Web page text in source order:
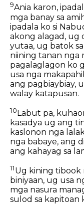
9Ania karon,
mga banay sa
ipadala ko si
akong alagad, ug
yutaa, ug batok
niining tanan nga
pagalaglagon ko
usa nga
ang pagbiaybiay,
walay katapusan.
10Labut pa,
kasadya ug ang
kaslonon nga
nga babaye, ang
ang kahayag sa
11Ug kining tibook
biniyaan, ug usa
mga nasura
sulod sa kapitoan